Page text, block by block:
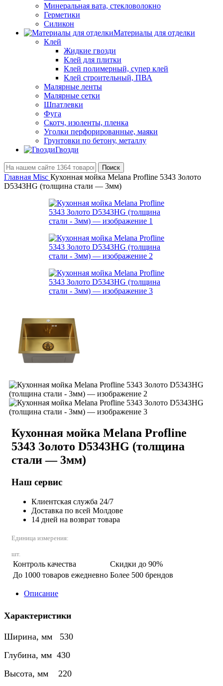
Минеральная вата, стекловолокно
Герметики
Силикон
Материалы для отделки
Клей
Жидкие гвозди
Клей для плитки
Клей полимерный, супер клей
Клей строительный, ПВА
Малярные ленты
Малярные сетки
Шпатлевки
Фуга
Скотч, изоленты, пленка
Уголки перфорированные, маяки
Грунтовки по бетону, металлу
Гвозди
Поиск
Главная Misc Кухонная мойка Melana Profline 5343 Золото
D5343HG (толщина стали — 3мм)
Кухонная мойка Melana Profline
5343 Золото D5343HG (толщина
стали — 3мм)
Наш сервис
Клиентская служба 24/7
Доставка по всей Молдове
14 дней на возврат товара
Единица измерения:
шт.
Контроль качества
Скидки до 90%
До 1000 товаров ежедневно Более 500 брендов
Описание
Характеристики
Ширина, мм 530
Глубина, мм 430
Высота, мм 220